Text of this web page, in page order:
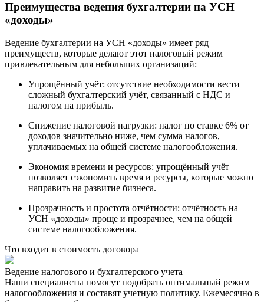
Преимущества ведения бухгалтерии на УСН
«доходы»
Ведение бухгалтерии на УСН «доходы» имеет ряд
преимуществ, которые делают этот налоговый режим
привлекательным для небольших организаций:
Упрощённый учёт: отсутствие необходимости вести
сложный бухгалтерский учёт, связанный с НДС и
налогом на прибыль.
Снижение налоговой нагрузки: налог по ставке 6% от
доходов значительно ниже, чем сумма налогов,
уплачиваемых на общей системе налогообложения.
Экономия времени и ресурсов: упрощённый учёт
позволяет сэкономить время и ресурсы, которые можно
направить на развитие бизнеса.
Прозрачность и простота отчётности: отчётность на
УСН «доходы» проще и прозрачнее, чем на общей
системе налогообложения.
Что входит в стоимость договора
Ведение налогового и бухгалтерского учета
Наши специалисты помогут подобрать оптимальный режим
налогообложения и составят учетную политику. Ежемесячно в